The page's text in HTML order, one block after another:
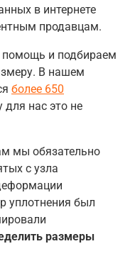
в интернете
продавцам.
помощь и подбираем
В нашем
более 650
для нас это не
мы обязательно
с узла
уплотнения был
размеры